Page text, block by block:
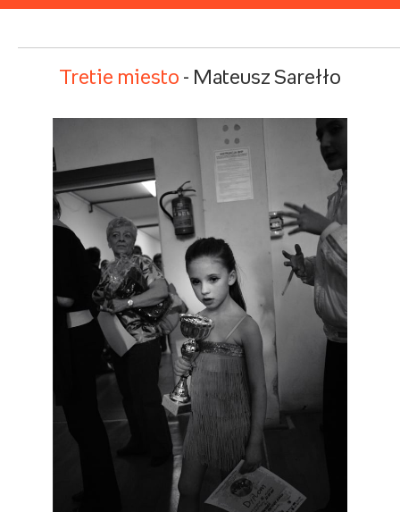
Tretie miesto - Mateusz Sarełło